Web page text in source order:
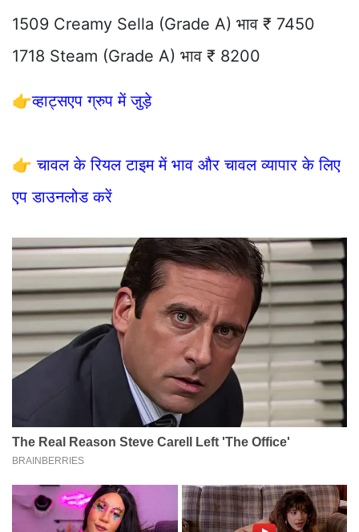
1509 Creamy Sella (Grade A) भाव ₹ 7450
1718 Steam (Grade A) भाव ₹ 8200
👉व्हाट्सएप ग्रुप में जुड़े
👉चावल के रियल टाइम में भाव और चावल व्यापार के लिए
एप डाउनलोड करें